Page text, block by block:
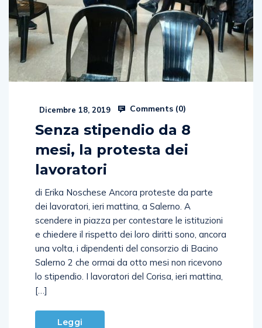
Dicembre 18, 2019 Comments (0)
Senza stipendio da 8
mesi, la protesta dei
lavoratori
di Erika Noschese Ancora proteste da parte
dei lavoratori, ieri mattina, a Salerno. A
scendere in piazza per contestare le istituzioni
e chiedere il rispetto dei loro diritti sono, ancora
una volta, i dipendenti del consorzio di Bacino
Salerno 2 che ormai da otto mesi non ricevono
lo stipendio. I lavoratori del Corisa, ieri mattina,
[…]
Leggi